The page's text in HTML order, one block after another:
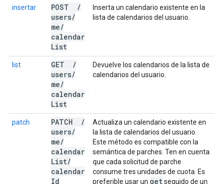
insertar POST
/
users/
me/
calendar
List
Inserta un calendario existente en la
lista de calendarios del usuario.
list GET
/
users/
me/
calendar
List
Devuelve los calendarios de la lista de
calendarios del usuario.
patch PATCH
/
users/
me/
calendar
List/
calendar
Id
Actualiza un calendario existente en
la lista de calendarios del usuario.
Este método es compatible con la
semántica de parches. Ten en cuenta
que cada solicitud de parche
consume tres unidades de cuota. Es
preferible usar un getseguido de un